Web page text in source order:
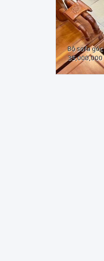
Bộ sofa
35,000,000
Trước